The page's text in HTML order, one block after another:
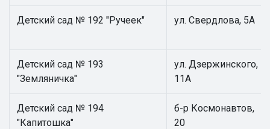
Детский сад № 192 "Ручеек" ул. Свердлова, 5А
Детский сад № 193
"Земляничка"
ул. Дзержинского,
11А
Детский сад № 194
"Капитошка"
б-р Космонавтов,
20